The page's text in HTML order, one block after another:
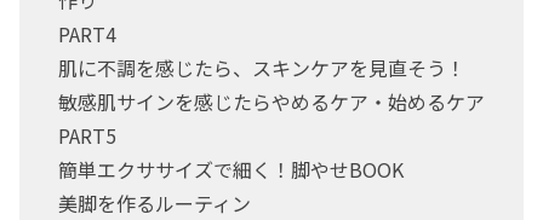
PART4
肌に不調を感じたら、スキンケアを見直そう！
敏感肌サインを感じたらやめるケア・始めるケア
PART5
簡単エクササイズで細く！脚やせBOOK
美脚を作るルーティン